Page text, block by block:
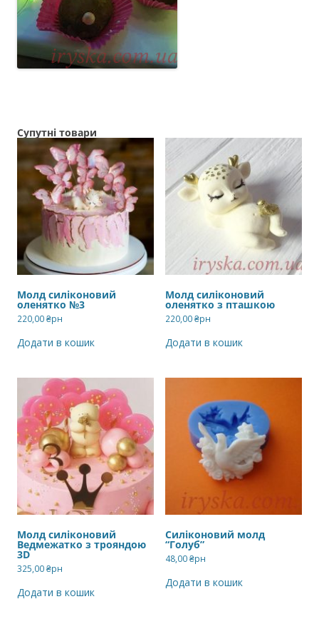
Супутні товари
Молд силіконовий
оленятко №3
220,00₴рн
Додати в кошик
Молд силіконовий
оленятко з пташкою
220,00₴рн
Додати в кошик
Молд силіконовий
Ведмежатко з трояндою
3D
325,00₴рн
Додати в кошик
Силіконовий молд
“Голуб”
48,00₴рн
Додати в кошик